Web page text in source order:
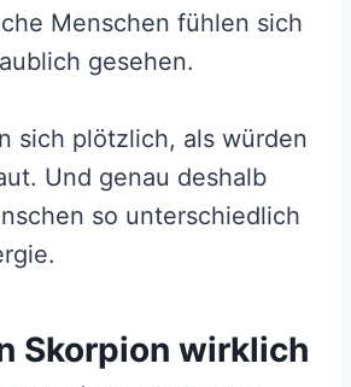
Menschen fühlen sich
gesehen.
sich plötzlich, als würden
Und genau deshalb
so unterschiedlich
Skorpion wirklich